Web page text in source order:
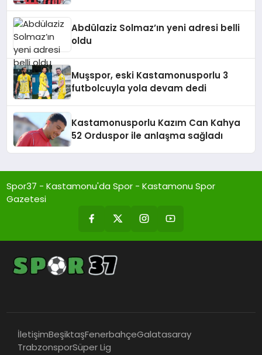
Abdülaziz Solmaz’ın yeni adresi belli
oldu
Muşspor, eski Kastamonusporlu 3
futbolcuyla yola devam dedi
Kastamonusporlu Kazım Can Kahya
52 Orduspor ile anlaşma sağladı
Spor37 - Kastamonu'da Spor - Kastamonu Spor
Gazetesi
İletişimBeşiktaşFenerbahçeGalatasaray
TrabzonsporSüper Lig